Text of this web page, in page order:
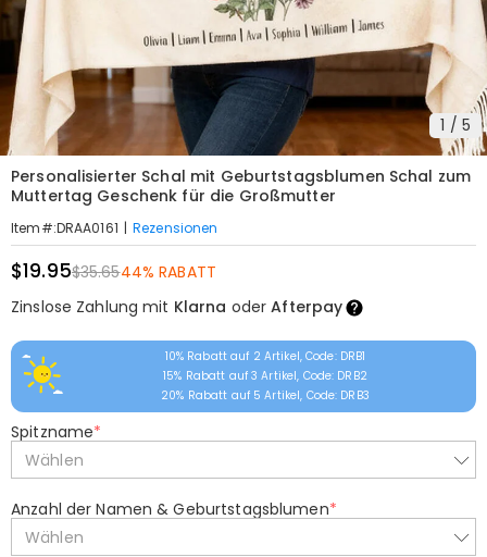
1 / 5
Personalisierter Schal mit Geburtstagsblumen Schal zum
Muttertag Geschenk für die Großmutter
Item#:DRAA0161 | Rezensionen
$19.95$35.6544% RABATT
Zinslose Zahlung mit Klarna oderAfterpay
10% Rabatt auf 2 Artikel, Code: DRB1
15% Rabatt auf 3 Artikel, Code: DRB2
20% Rabatt auf 5 Artikel, Code: DRB3
Spitzname*
Wählen
Anzahl der Namen & Geburtstagsblumen*
Wählen